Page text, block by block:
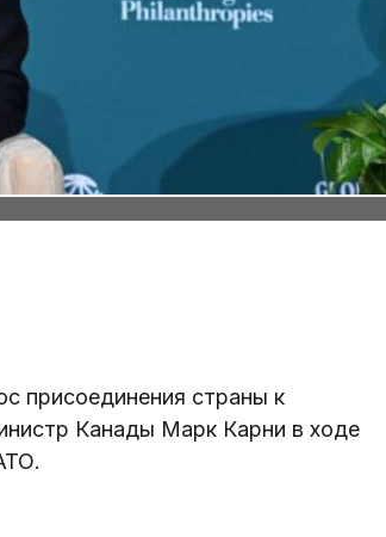
присоединения страны к
Канады Марк Карни в ходе